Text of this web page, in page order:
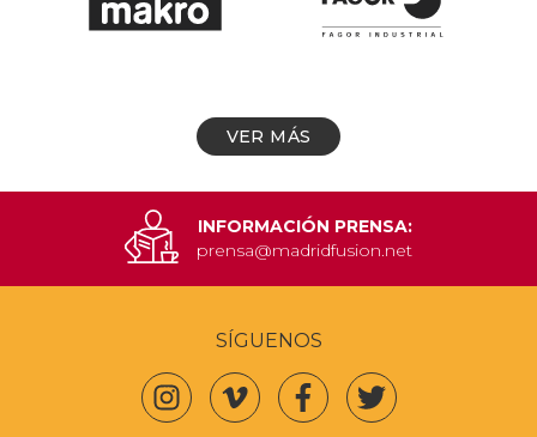
VER MÁS
INFORMACIÓN PRENSA:
prensa@madridfusion.net
SÍGUENOS